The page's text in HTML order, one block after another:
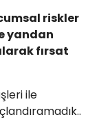
riskler
yandan
fırsat
ile